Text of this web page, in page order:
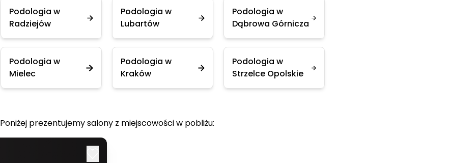
Podologia w
Radziejów
Podologia w
Lubartów
Podologia w
Dąbrowa Górnicza
Podologia w
Mielec
Podologia w
Kraków
Podologia w
Strzelce Opolskie
Poniżej prezentujemy salony z miejscowości w pobliżu: